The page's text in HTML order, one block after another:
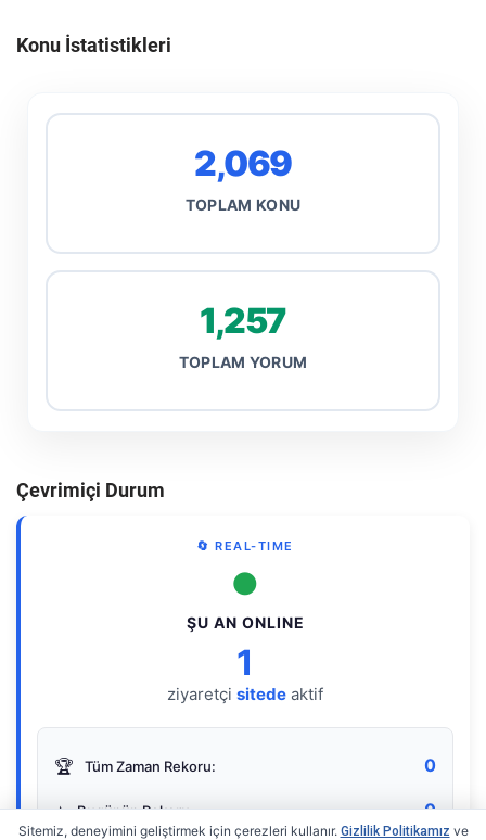
Konu İstatistikleri
2,069
TOPLAM KONU
1,257
TOPLAM YORUM
Çevrimiçi Durum
🔄 REAL-TIME
●
ŞU AN ONLINE
1
ziyaretçi sitede aktif
🏆 Tüm Zaman Rekoru: 0
⭐ Bugünün Rekoru: 0
Sitemiz, deneyimini geliştirmek için çerezleri kullanır. Gizlilik Politikamız ve